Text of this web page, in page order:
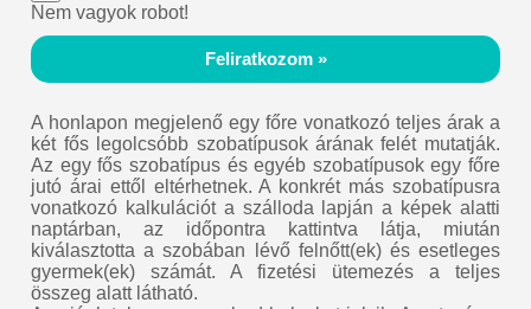
Nem vagyok robot!
Feliratkozom »
A honlapon megjelenő egy főre vonatkozó teljes árak a
két fős legolcsóbb szobatípusok árának felét mutatják.
Az egy fős szobatípus és egyéb szobatípusok egy főre
jutó árai ettől eltérhetnek. A konkrét más szobatípusra
vonatkozó kalkulációt a szálloda lapján a képek alatti
naptárban, az időpontra kattintva látja, miután
kiválasztotta a szobában lévő felnőtt(ek) és esetleges
gyermek(ek) számát. A fizetési ütemezés a teljes
összeg alatt látható.